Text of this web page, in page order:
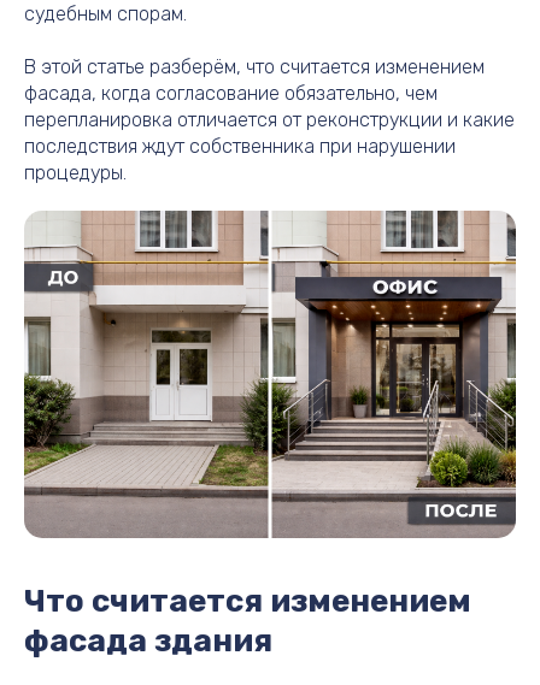
судебным спорам.
В этой статье разберём, что считается изменением
фасада, когда согласование обязательно, чем
перепланировка отличается от реконструкции и какие
последствия ждут собственника при нарушении
процедуры.
Что считается изменением
фасада здания